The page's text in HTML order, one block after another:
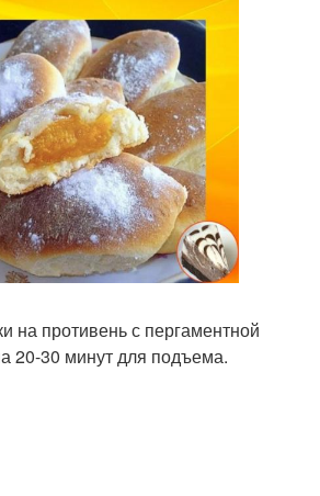
на противень с пергаментной
20-30 минут для подъема.